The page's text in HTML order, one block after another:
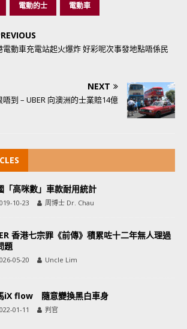
電動的士 電動車
電動車充電站起火爆炸 好彩呢次事發地點唔係民
NEXT
到 – UBER 向澳洲的士業賠14億
「高咪數」車款耐用統計
10-23 周博士 Dr. Chau
香港七宗罪《前傳》積累咗十二年無人理過
題
05-20 Uncle Lim
iX flow 隨意變換黑白車身
01-11 判官